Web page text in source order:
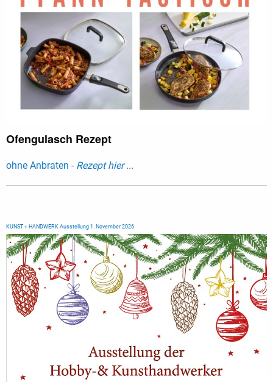
Ofengulasch Rezept
ohne Anbraten - Rezept hier ...
KUNST + HANDWERK Ausstellung 1. November 2026